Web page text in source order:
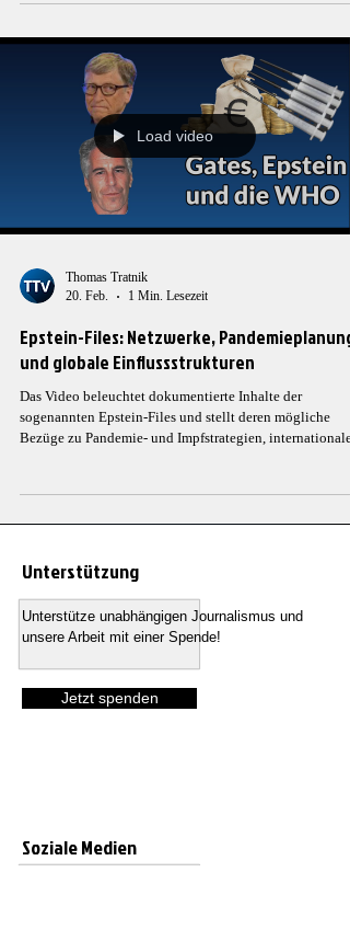
institutionelle Machtstrukturen systematisch untersucht
Endfrage der Reihe: Wer steht an der Spitze der globalen
Machtarchitektur? Der Film bündelt untersc
Load video
Thomas Tratnik
20. Feb.
1 Min. Lesezeit
Epstein-Files: Netzwerke, Pandemieplanung
und globale Einflussstrukturen
Das Video beleuchtet dokumentierte Inhalte der
sogenannten Epstein-Files und stellt deren mögliche
Bezüge zu Pandemie- und Impfstrategien,
Entscheidungsprozesse und die Rolle der WHO im
pandemischer Governance und strategischer
#Impfstrategie #WHO #GlobaleGesundheit #Netzwerke
#Governance..
Unterstützung
Unterstütze unabhängigen Journalismus und
unsere Arbeit mit einer Spende!
Jetzt spenden
Soziale Medien